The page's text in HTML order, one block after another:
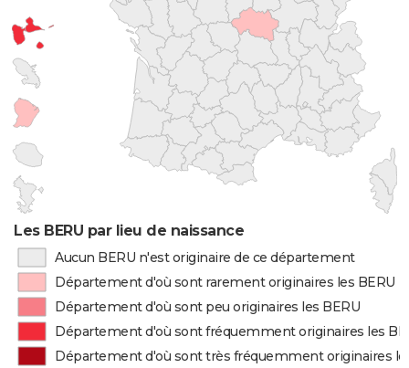
Les BERU par lieu de naissance
Aucun BERU n'est originaire de ce département
Département d'où sont rarement originaires les BERU
Département d'où sont peu originaires les BERU
Département d'où sont fréquemment originaires les
Département d'où sont très fréquemment originaires